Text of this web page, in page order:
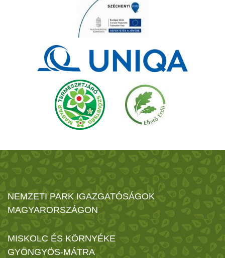
NEMZETI PARK IGAZGATÓSÁGOK
MAGYARORSZÁGON
MISKOLC ÉS KÖRNYÉKE
GYÖNGYÖS-MÁTRA